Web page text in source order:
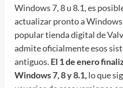
Windows 7, 8 u 8.1, es
actualizar pronto a Windows
popular tienda digital de
admite oficialmente esos
antiguos. El 1 de enero
Windows 7,8 y 8.1,lo que